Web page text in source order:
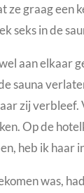
ze graag een
seks in de
aan elkaar
sauna
zij
Op de
heb ik haar
was,